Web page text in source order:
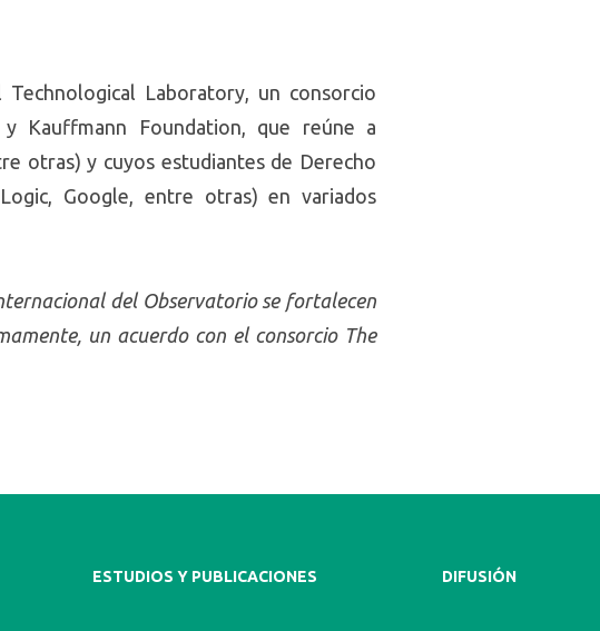
Laboratory, un consorcio
Kauffmann Foundation, que reúne a
otras) y cuyos estudiantes de Derecho
Google, entre otras) en variados
del Observatorio se fortalecen
un acuerdo con el consorcio The
ESTUDIOS Y PUBLICACIONES DIFUSIÓN